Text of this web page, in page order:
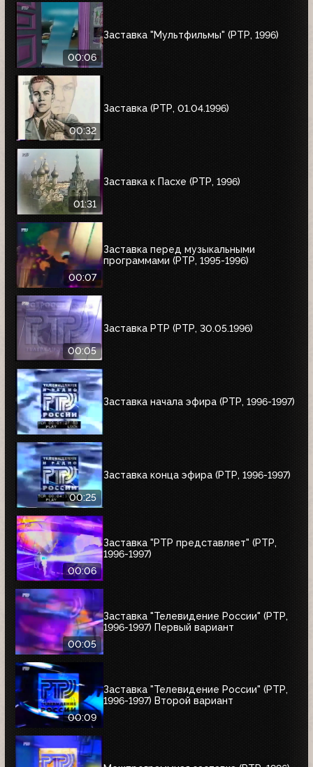
00:06
Заставка "Мультфильмы" (РТР, 1996)
00:32
Заставка (РТР, 01.04.1996)
01:31
Заставка к Пасхе (РТР, 1996)
00:07
Заставка перед музыкальными
программами (РТР, 1995-1996)
00:05
Заставка РТР (РТР, 30.05.1996)
Заставка начала эфира (РТР, 1996-1997)
00:25
Заставка конца эфира (РТР, 1996-1997)
00:06
Заставка "РТР представляет" (РТР,
1996-1997)
00:05
Заставка "Телевидение России" (РТР,
1996-1997) Первый вариант
00:09
Заставка "Телевидение России" (РТР,
1996-1997) Второй вариант